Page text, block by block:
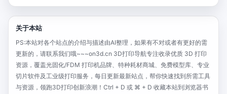
关于本站
PS:本站对各个站点的介绍与描述由AI整理，如果有不对或者有更好的需
更新的，请联系我们哦~~~on3d.cn 3D打印导航专注收录优质 3D 打印
资源，覆盖光固化/FDM 打印机品牌、特种耗材商城、免费模型库、专业
切片软件及工业级打印服务，每日更新最新站点，帮你快速找到所需工具
与资源，领跑3D打印创新浪潮！Ctrl + D 或 ⌘ + D 收藏本站到浏览器书